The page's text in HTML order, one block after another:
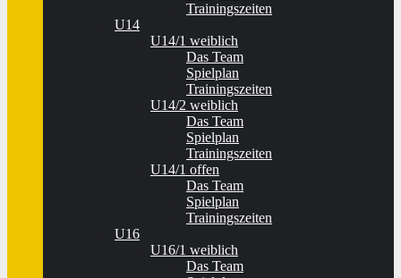
Trainingszeiten
U14
U14/1 weiblich
Das Team
Spielplan
Trainingszeiten
U14/2 weiblich
Das Team
Spielplan
Trainingszeiten
U14/1 offen
Das Team
Spielplan
Trainingszeiten
U16
U16/1 weiblich
Das Team